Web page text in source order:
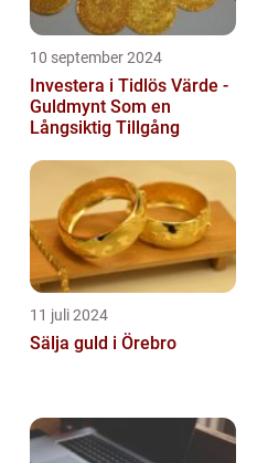
10 september 2024
Investera i Tidlös Värde -
Guldmynt Som en
Långsiktig Tillgång
11 juli 2024
Sälja guld i Örebro